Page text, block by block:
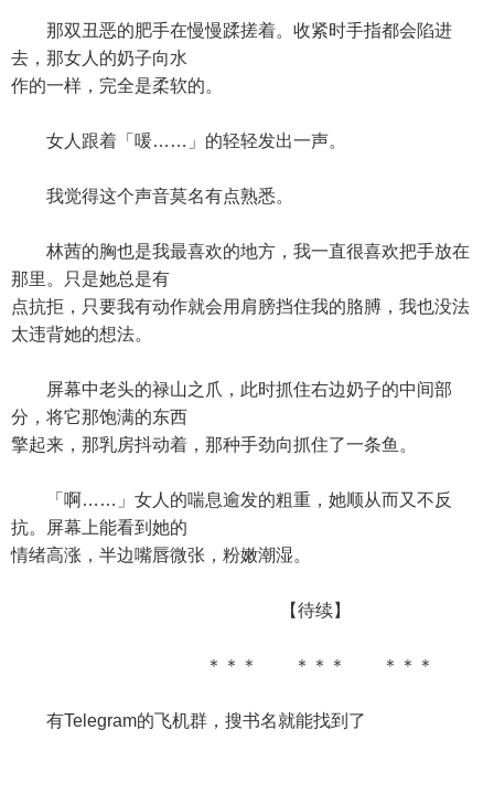
那双丑恶的肥手在慢慢蹂搓着。收紧时手指都会陷进
去，那女人的奶子向水
作的一样，完全是柔软的。
女人跟着「喛……」的轻轻发出一声。
我觉得这个声音莫名有点熟悉。
林茜的胸也是我最喜欢的地方，我一直很喜欢把手放在
那里。只是她总是有
点抗拒，只要我有动作就会用肩膀挡住我的胳膊，我也没法
太违背她的想法。
屏幕中老头的禄山之爪，此时抓住右边奶子的中间部
分，将它那饱满的东西
擎起来，那乳房抖动着，那种手劲向抓住了一条鱼。
「啊……」女人的喘息逾发的粗重，她顺从而又不反
抗。屏幕上能看到她的
情绪高涨，半边嘴唇微张，粉嫩潮湿。
【待续】
＊＊＊ ＊＊＊ ＊＊＊
有Telegram的飞机群，搜书名就能找到了